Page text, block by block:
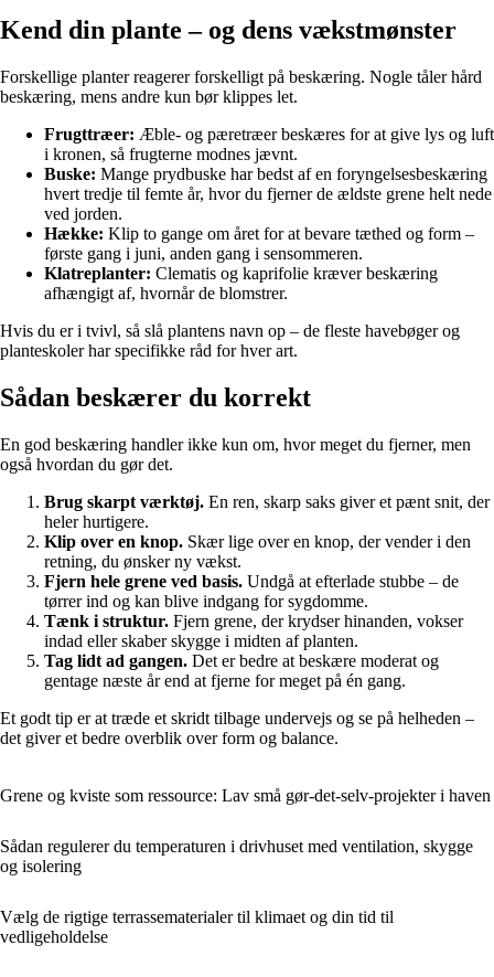
Kend din plante – og dens vækstmønster
Forskellige planter reagerer forskelligt på beskæring. Nogle tåler hård
beskæring, mens andre kun bør klippes let.
Frugttræer: Æble- og pæretræer beskæres for at give lys og luft
i kronen, så frugterne modnes jævnt.
Buske: Mange prydbuske har bedst af en foryngelsesbeskæring
hvert tredje til femte år, hvor du fjerner de ældste grene helt nede
ved jorden.
Hække: Klip to gange om året for at bevare tæthed og form –
første gang i juni, anden gang i sensommeren.
Klatreplanter: Clematis og kaprifolie kræver beskæring
afhængigt af, hvornår de blomstrer.
Hvis du er i tvivl, så slå plantens navn op – de fleste havebøger og
planteskoler har specifikke råd for hver art.
Sådan beskærer du korrekt
En god beskæring handler ikke kun om, hvor meget du fjerner, men
også hvordan du gør det.
Brug skarpt værktøj. En ren, skarp saks giver et pænt snit, der
heler hurtigere.
Klip over en knop. Skær lige over en knop, der vender i den
retning, du ønsker ny vækst.
Fjern hele grene ved basis. Undgå at efterlade stubbe – de
tørrer ind og kan blive indgang for sygdomme.
Tænk i struktur. Fjern grene, der krydser hinanden, vokser
indad eller skaber skygge i midten af planten.
Tag lidt ad gangen. Det er bedre at beskære moderat og
gentage næste år end at fjerne for meget på én gang.
Et godt tip er at træde et skridt tilbage undervejs og se på helheden –
det giver et bedre overblik over form og balance.
Grene og kviste som ressource: Lav små gør-det-selv-projekter i haven
Sådan regulerer du temperaturen i drivhuset med ventilation, skygge
og isolering
Vælg de rigtige terrassematerialer til klimaet og din tid til
vedligeholdelse